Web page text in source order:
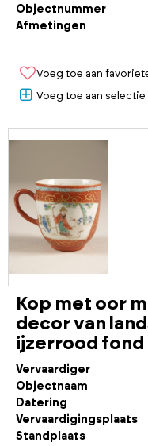
Objectnummer
Afmetingen
Voeg toe aan
Voeg toe aan selectie
Kop met oor
decor van
ijzerrood fond
Vervaardiger
Objectnaam
Datering
Vervaardigingsplaats
Standplaats